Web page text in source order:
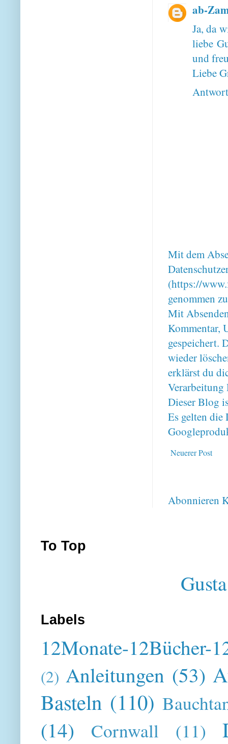
ab-
Ja, da
liebe
und
Liebe
Mit dem
(https://
genommen
Mit
Kommentar,
gespeichert.
wieder
erklärst du
Verarbeitung
Dieser Blog
Es gelten
Neuerer Post
Abonnieren
To Top
Labels
12Monate-12Bücher-
(2) Anleitungen (53)
Basteln (110)
(14) Cornwall (11)